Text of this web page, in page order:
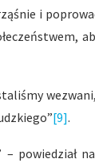
i
[9].
powiedział